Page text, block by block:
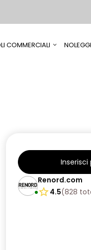
COMMERCIALI
Renord.com
4.5(828